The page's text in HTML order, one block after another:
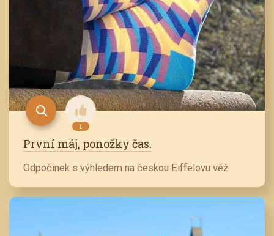
1
První máj, ponožky čas.
Odpočinek s výhledem na českou Eiffelovu věž.